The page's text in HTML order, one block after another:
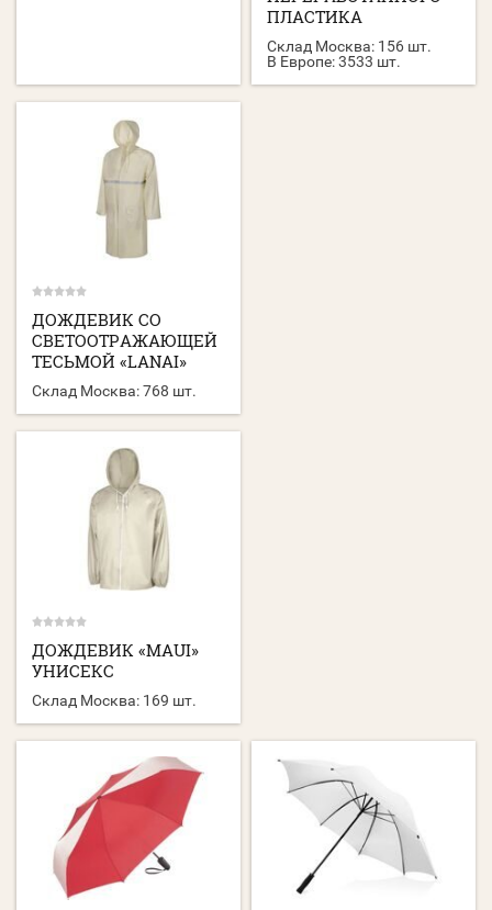
ПЛАСТИКА
Склад Москва: 156 шт.
В Европе: 3533 шт.
ДОЖДЕВИК СО
СВЕТООТРАЖАЮЩЕЙ
ТЕСЬМОЙ «LANAI»
Склад Москва:768 шт.
ДОЖДЕВИК «MAUI»
УНИСЕКС
Склад Москва: 169 шт.